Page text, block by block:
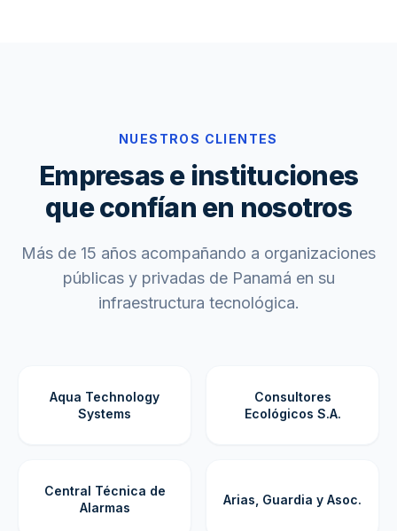
NUESTROS CLIENTES
Empresas e instituciones
que confían en nosotros
Más de 15 años acompañando a organizaciones
públicas y privadas de Panamá en su
infraestructura tecnológica.
Aqua Technology
Systems
Consultores
Ecológicos S.A.
Central Técnica de
Alarmas
Arias, Guardia y Asoc.